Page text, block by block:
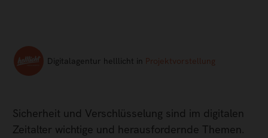
Digitalagentur helllicht in Projektvorstellung
Sicherheit und Verschlüsselung sind im digitalen
Zeitalter wichtige und herausfordernde Themen.